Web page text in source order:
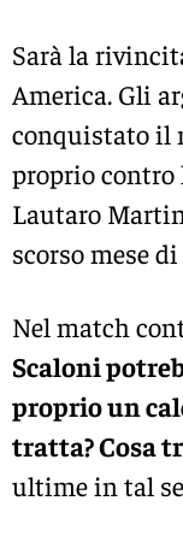
Sarà la
America. Gli
conquistato il
proprio contro
Lautaro
scorso mese
Nel match
Scaloni
proprio un
tratta? Cosa
ultime in tal